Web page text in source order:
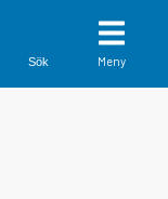
Sök Meny